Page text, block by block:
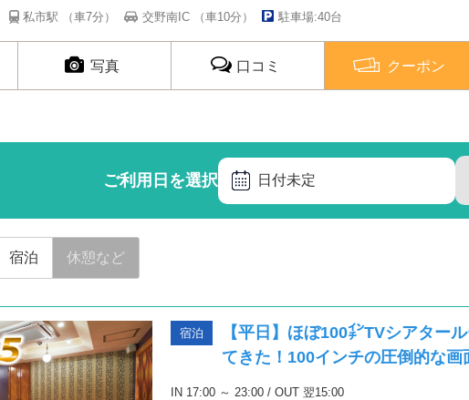
私市駅 （車7分） 交野南IC （車10分） 駐車場:40台
写真 口コミ クーポン
ご利用日を選択 日付未定
宿泊 休憩など
宿泊
【平日】ほぼ100㌅TVシアター
てきた！100インチの圧倒的な画
IN 17:00 ～ 23:00 / OUT 翌15:00